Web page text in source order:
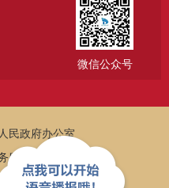
微信公众号
民政府办公室
服务和数据管理局
1101150005